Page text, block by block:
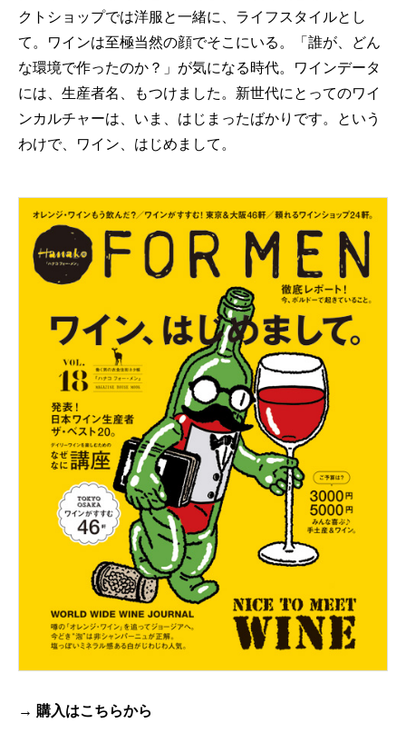
クトショップでは洋服と一緒に、ライフスタイルとし
て。ワインは至極当然の顔でそこにいる。「誰が、どん
な環境で作ったのか？」が気になる時代。ワインデータ
には、生産者名、もつけました。新世代にとってのワイ
ンカルチャーは、いま、はじまったばかりです。という
わけで、ワイン、はじめまして。
→ 購入はこちらから